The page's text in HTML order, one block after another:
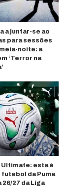
a juntar-se ao
para sessões
noite: a
‘Terror na
esta é
futebol da Puma
26/27 da Liga